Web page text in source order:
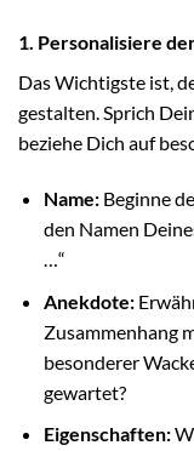
1. Personalisiere
Das Wichtigste ist,
gestalten. Sprich
beziehe Dich auf
Name:Beginne
den Namen
…“
Anekdote:
Zusammenhang
besonderer
gewartet?
Eigenschaften: